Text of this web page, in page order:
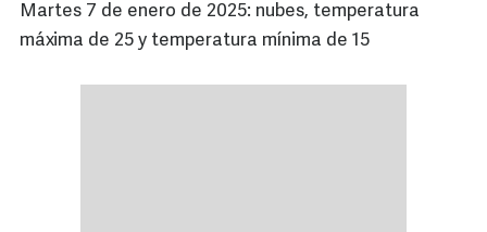
Martes 7 de enero de 2025: nubes, temperatura
máxima de 25 y temperatura mínima de 15